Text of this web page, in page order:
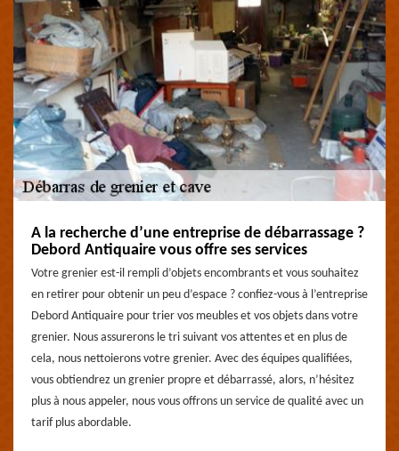
A la recherche d’une entreprise de débarrassage ?
Debord Antiquaire vous offre ses services
Votre grenier est-il rempli d’objets encombrants et vous souhaitez
en retirer pour obtenir un peu d’espace ? confiez-vous à l’entreprise
Debord Antiquaire pour trier vos meubles et vos objets dans votre
grenier. Nous assurerons le tri suivant vos attentes et en plus de
cela, nous nettoierons votre grenier. Avec des équipes qualifiées,
vous obtiendrez un grenier propre et débarrassé, alors, n’hésitez
plus à nous appeler, nous vous offrons un service de qualité avec un
tarif plus abordable.